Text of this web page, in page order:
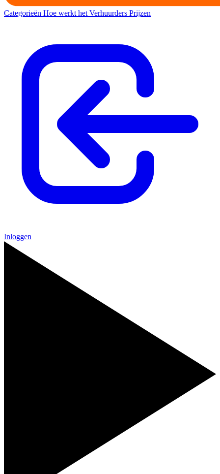
Categorieën Hoe werkt het Verhuurders Prijzen
Inloggen